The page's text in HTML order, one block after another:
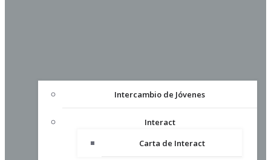
Intercambio de Jóvenes
Interact
Carta de Interact